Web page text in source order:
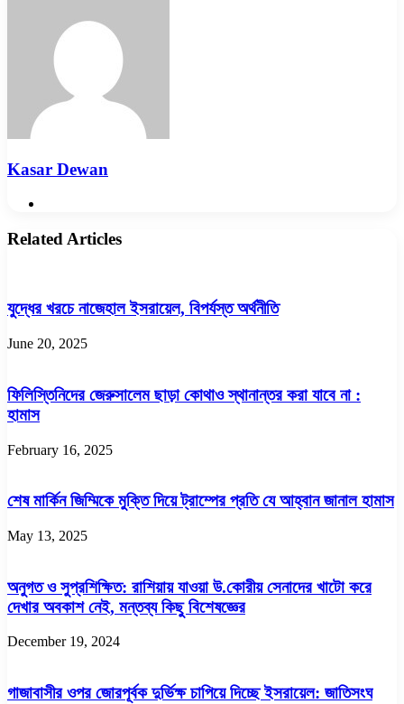
Kasar Dewan
Related Articles
যুদ্ধের খরচে নাজেহাল ইসরায়েল, বিপর্যস্ত অর্থনীতি
June 20, 2025
ফিলিস্তিনিদের জেরুসালেম ছাড়া কোথাও স্থানান্তর করা যাবে না :
হামাস
February 16, 2025
শেষ মার্কিন জিম্মিকে মুক্তি দিয়ে ট্রাম্পের প্রতি যে আহ্বান জানাল হামাস
May 13, 2025
অনুগত ও সুপ্রশিক্ষিত: রাশিয়ায় যাওয়া উ.কোরীয় সেনাদের খাটো করে
দেখার অবকাশ নেই, মন্তব্য কিছু বিশেষজ্ঞের
December 19, 2024
গাজাবাসীর ওপর জোরপূর্বক দুর্ভিক্ষ চাপিয়ে দিচ্ছে ইসরায়েল: জাতিসংঘ